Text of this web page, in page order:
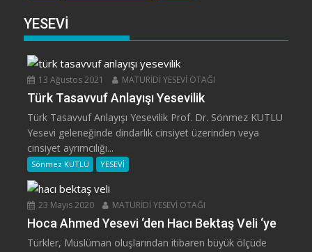
YESEVİ
13 Ağustos 2021 MATURİDİ YESEVİ OTAĞI
Türk Tasavvuf Anlayışı Yesevilik
Türk Tasavvuf Anlayışı Yesevilik Prof. Dr. Sönmez KUTLU
Yesevi geleneğinde dindarlık cinsiyet üzerinden veya
cinsiyet ayrımcılığı...
Sönmez KUTLU YESEVİ
23 Mayıs 2020 MATURİDİ YESEVİ OTAĞI
Hoca Ahmed Yesevi ‘den Hacı Bektaş Veli ‘ye
Türkler, Müslüman oluşlarından itibaren büyük ölçüde